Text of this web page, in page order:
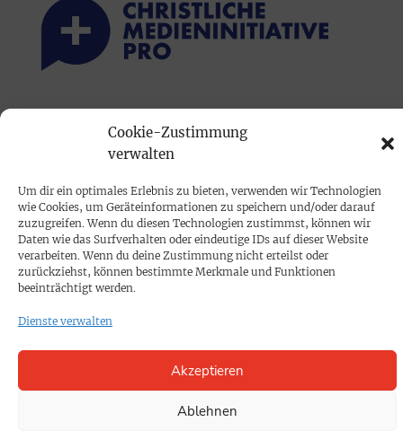
Cookie-Zustimmung
verwalten
Um dir ein optimales Erlebnis zu bieten, verwenden wir Technologien
wie Cookies, um Geräteinformationen zu speichern und/oder darauf
zuzugreifen. Wenn du diesen Technologien zustimmst, können wir
Daten wie das Surfverhalten oder eindeutige IDs auf dieser Website
verarbeiten. Wenn du deine Zustimmung nicht erteilst oder
zurückziehst, können bestimmte Merkmale und Funktionen
beeinträchtigt werden.
Dienste verwalten
Akzeptieren
Ablehnen
Mediadaten
PROKOMPAKT
Impressum
SPENDEN
KONTAKT
Cookie-Richtlinie